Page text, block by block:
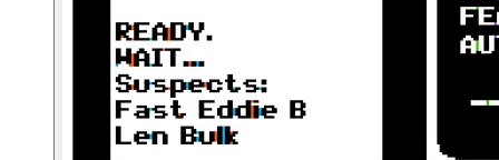
01:34:29 Die andere Variante der Geschichte
01:36:51 Die Zuschreibung verändert sich
01:39:07 Wo kommt der Name Carmen Sandiego her?